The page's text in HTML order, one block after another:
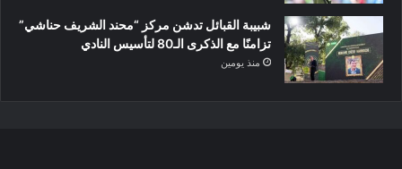
شبيبة القبائل تدشن مركز “محند الشريف حناشي”
تزامنًا مع الذكرى الـ80 لتأسيس النادي
منذ يومين